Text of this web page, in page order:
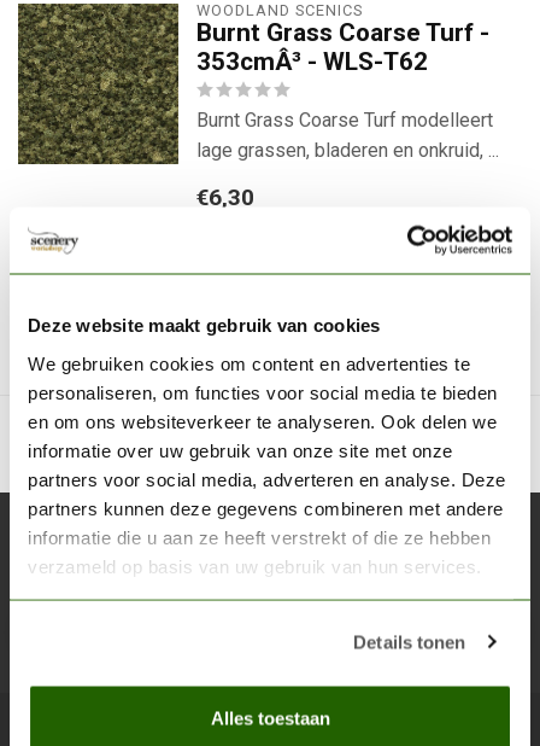
Deze website maakt gebruik van cookies
We gebruiken cookies om content en advertenties te
personaliseren, om functies voor social media te bieden
en om ons websiteverkeer te analyseren. Ook delen we
informatie over uw gebruik van onze site met onze
partners voor social media, adverteren en analyse. Deze
partners kunnen deze gegevens combineren met andere
informatie die u aan ze heeft verstrekt of die ze hebben
verzameld op basis van uw gebruik van hun services.
Details tonen
Alles toestaan
WOODLAND SCENICS
Burnt Grass Coarse Turf -
353cmÂ³ - WLS-T62
Burnt Grass Coarse Turf modelleert
lage grassen, bladeren en onkruid, ...
€6,30
Laat d.m.v. onderstaande knop
product er weer is.
Abonneer je op onze nieuwsbrief
Blijf op de hoogte over onze laatste acties